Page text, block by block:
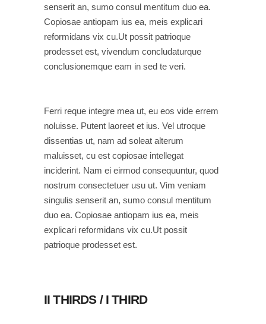
senserit an, sumo consul mentitum duo ea.
Copiosae antiopam ius ea, meis explicari
reformidans vix cu.Ut possit patrioque
prodesset est, vivendum concludaturque
conclusionemque eam in sed te veri.
Ferri reque integre mea ut, eu eos vide errem
noluisse. Putent laoreet et ius. Vel utroque
dissentias ut, nam ad soleat alterum
maluisset, cu est copiosae intellegat
inciderint. Nam ei eirmod consequuntur, quod
nostrum consectetuer usu ut. Vim veniam
singulis senserit an, sumo consul mentitum
duo ea. Copiosae antiopam ius ea, meis
explicari reformidans vix cu.Ut possit
patrioque prodesset est.
II THIRDS / I THIRD